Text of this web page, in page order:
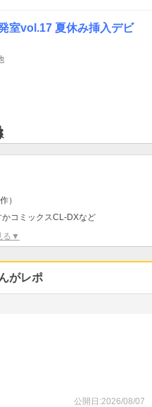
室vol.17 夏休み挿入デビ
）
コミックスCL-DXなど
る▼
がレポ
公開日:2026/08/07